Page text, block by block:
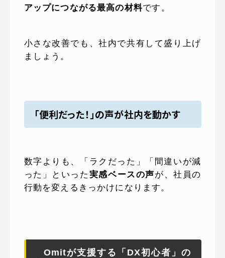
アップにつながる最高の材料です。
小さな改善でも、社内で共有して盛り上げ
ましょう。
「便利だった！」の声が社内を動かす
数字よりも、「ラクだった」「間違いが減
った」といった 実感ベースの声が、社員の
行動を変えるきっかけになります。
Omitが支援する「DX初心者」の